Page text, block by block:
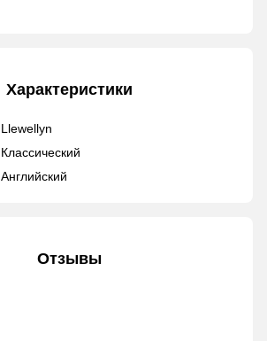
Характеристики
Llewellyn
Классический
Английский
Отзывы